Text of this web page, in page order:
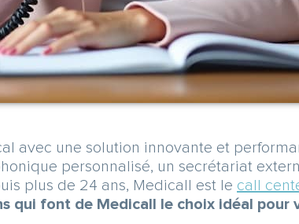
avec une solution innovante et
personnalisé, un secrétariat
plus de 24 ans, Medicall est le call
qui font de Medicall le choix idéal pour